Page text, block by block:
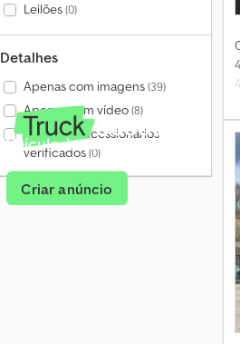
Leilões(0)
Detalhes
Apenas com imagens(39)
Apenas com vídeo(8)
Apenas concessionários
verificados(0)
Veículo à venda?
Criar anúncio